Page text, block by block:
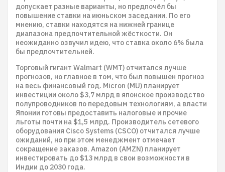
допускает разные варианты, но предпочёл бы
повышение ставки на июньском заседании. По его
мнению, ставки находятся на нижней границе
диапазона предпочтительной жёсткости. Он
неожиданно озвучил идею, что ставка около 6% была
бы предпочтительней.
Торговый гигант Walmart (WMT) отчитался лучше
прогнозов, но главное в том, что был повышен прогноз
на весь финансовый год. Micron (MU) планирует
инвестиции около $3,7 млрд в японское производство
полупроводников по передовым технологиям, а власти
Японии готовы предоставить налоговые и прочие
льготы почти на $1,5 млрд. Производитель сетевого
оборудования Cisco Systems (CSCO) отчитался лучше
ожиданий, но при этом менеджмент отмечает
сокращение заказов. Amazon (AMZN) планирует
инвестировать до $13 млрд в свои возможности в
Индии до 2030 года.